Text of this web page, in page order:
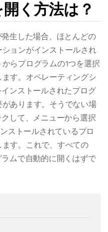
く方法は？
生した場合、ほとんどの
ョンがインストールされ
らプログラムの1つを選択
す。オペレーティングシ
ンストールされたプログ
あります。そうでない場
して、メニューから選択
ストールされているプロ
す。これで、すべての
ムで自動的に開くはずで